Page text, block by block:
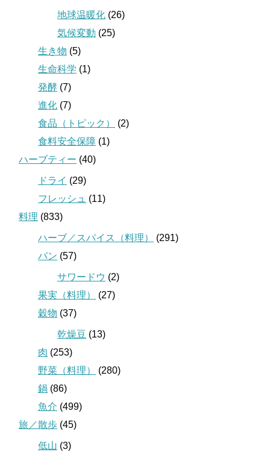
地球温暖化 (26)
気候変動 (25)
生き物 (5)
生命科学 (1)
発酵 (7)
進化 (7)
食品（トピック）
(2)
食料安全保障 (1)
ハーブティー (40)
ドライ (29)
フレッシュ (11)
料理 (833)
ハーブ／スパイス（料理）
(291)
パン (57)
サワードウ (2)
果実（料理）
(27)
穀物 (37)
乾燥豆 (13)
肉 (253)
野菜（料理）
(280)
鍋 (86)
魚介 (499)
旅／散歩 (45)
低山 (3)